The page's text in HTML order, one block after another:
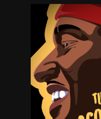
ídolos, Delacruz